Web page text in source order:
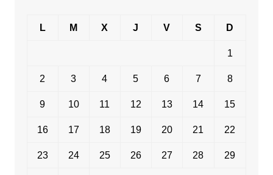
L M X J V S D
1
2 3 4 5 6 7 8
9 10 11 12 13 14 15
16 17 18 19 20 21 22
23 24 25 26 27 28 29